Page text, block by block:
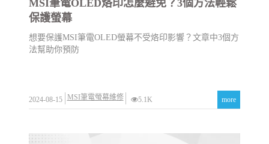
MSI筆電OLED烙印怎麼避免？3個方法輕鬆
保護螢幕
想要保護MSI筆電OLED螢幕不受烙印影響？文章中3個方
法幫助你預防
2024-08-15 MSI筆電螢幕維修 5.1K more